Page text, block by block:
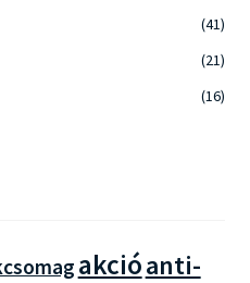
(41)
(21)
(16)
akcióanti-